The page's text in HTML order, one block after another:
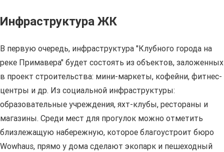
Инфраструктура ЖК
В первую очередь, инфраструктура "Клубного города на
реке Примавера" будет состоять из объектов, заложенных
в проект строительства: мини-маркеты, кофейни, фитнес-
центры и др. Из социальной инфраструктуры:
образовательные учреждения, яхт-клубы, рестораны и
магазины. Среди мест для прогулок можно отметить
близлежащую набережную, которое благоустроит бюро
Wowhaus, прямо у дома сделают экопарк и пешеходный